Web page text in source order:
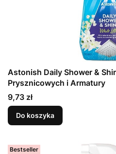
Astonish Daily Shower &
Prysznicowych i Armatury
Cena
9,73 zł
Do koszyka
Bestseller